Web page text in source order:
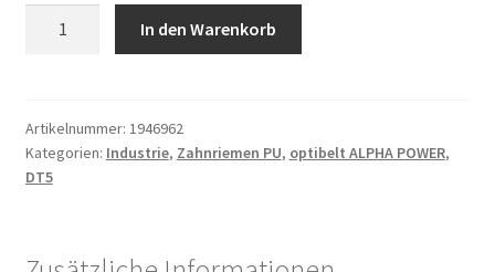
AP
Menge
In den Warenkorb
Artikelnummer: 1946962
Kategorien: Industrie, Zahnriemen PU, optibelt ALPHA POWER,
DT5